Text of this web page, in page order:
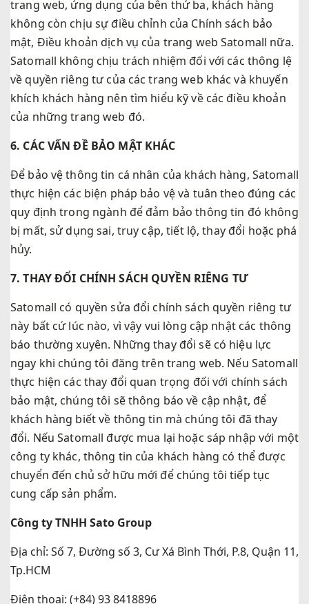
trang web, ứng dụng của bên thứ ba, khách hàng
không còn chịu sự điều chỉnh của Chính sách bảo
mật, Điều khoản dịch vụ của trang web Satomall nữa.
Satomall không chịu trách nhiệm đối với các thông lệ
về quyền riêng tư của các trang web khác và khuyến
khích khách hàng nên tìm hiểu kỹ về các điều khoản
của những trang web đó.
6. CÁC VẤN ĐỀ BẢO MẬT KHÁC
Để bảo vệ thông tin cá nhân của khách hàng, Satomall
thực hiện các biện pháp bảo vệ và tuân theo đúng các
quy định trong ngành để đảm bảo thông tin đó không
bị mất, sử dụng sai, truy cập, tiết lộ, thay đổi hoặc phá
hủy.
7. THAY ĐỔI CHÍNH SÁCH QUYỀN RIÊNG TƯ
Satomall có quyền sửa đổi chính sách quyền riêng tư
này bất cứ lúc nào, vì vậy vui lòng cập nhật các thông
báo thường xuyên. Những thay đổi sẽ có hiệu lực
ngay khi chúng tôi đăng trên trang web. Nếu Satomall
thực hiện các thay đổi quan trọng đối với chính sách
bảo mật, chúng tôi sẽ thông báo về cập nhật, để
khách hàng biết về thông tin mà chúng tôi đã thay
đổi. Nếu Satomall được mua lại hoặc sáp nhập với một
công ty khác, thông tin của khách hàng có thể được
chuyển đến chủ sở hữu mới để chúng tôi tiếp tục
cung cấp sản phẩm.
Công ty TNHH Sato Group
Địa chỉ: Số 7, Đường số 3, Cư Xá Bình Thới, P.8, Quận 11,
Tp.HCM
Điện thoại: (+84) 93 8418896